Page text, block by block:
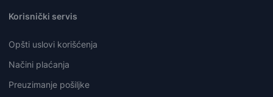
Korisnički servis
Opšti uslovi korišćenja
Načini plaćanja
Preuzimanje pošiljke